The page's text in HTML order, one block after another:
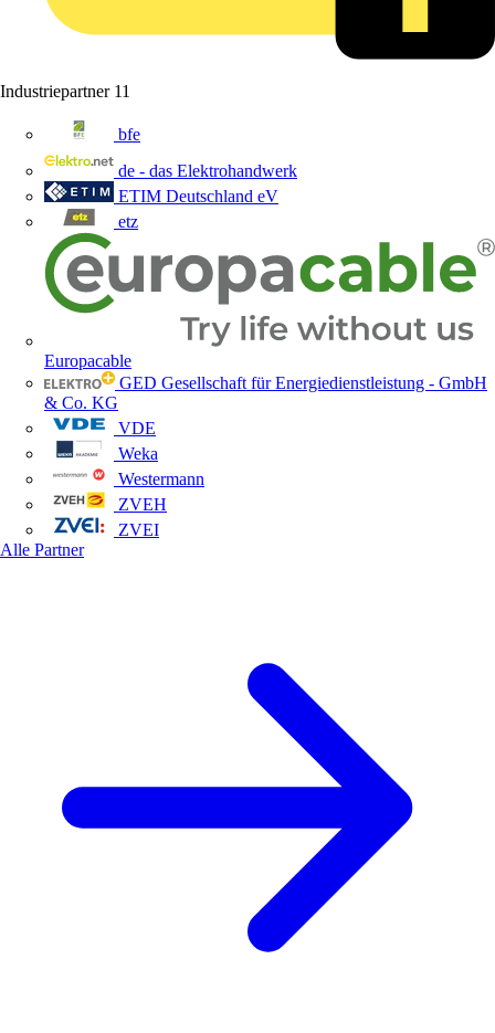
Industriepartner 11
bfe
de - das Elektrohandwerk
ETIM Deutschland eV
etz
Europacable
GED Gesellschaft für Energiedienstleistung - GmbH
& Co. KG
VDE
Weka
Westermann
ZVEH
ZVEI
Alle Partner